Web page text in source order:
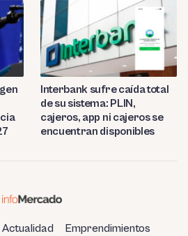
Interbank sufre caída total
de su sistema: PLIN,
cajeros, app ni cajeros se
encuentran disponibles
Actualidad Emprendimientos